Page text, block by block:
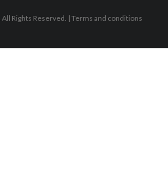
Rights Reserved. | Terms and conditions